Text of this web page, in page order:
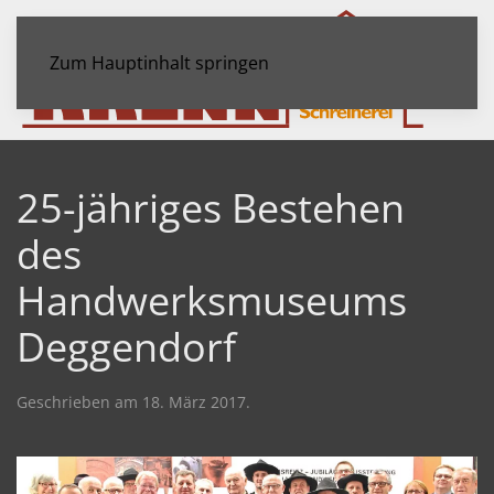
Zum Hauptinhalt springen
25-jähriges Bestehen
des
Handwerksmuseums
Deggendorf
Geschrieben am 18. März 2017.